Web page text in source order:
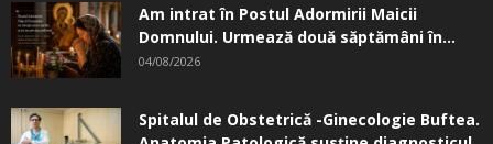
Am intrat în Postul Adormirii Maicii
Domnului. Urmează două săptămâni în...
04/08/2026
Spitalul de Obstetrică -Ginecologie Buftea.